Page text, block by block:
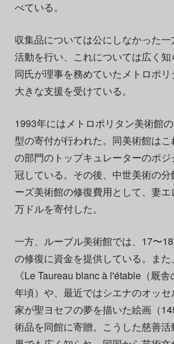
べている。
収集品については公にしなかった
活動を行い、これについては広く
同氏が理事を務めていたメトロポ
大きな支援を受けている。
1993年にはメトロポリタン美術館
型の寄付が行われた。同美術館は
の部門のトップキュレーターのポ
冠している。その後、中世美術の
ーズ美術館の修復費用として、妻
万ドルを寄付した。
一方、ルーブル美術館では、17〜
の修復に資金を提供している。ま
《Le Taureau blanc à l'étable（厩
年頃）や、最近ではシエナのオッ
家が聖ヨセフの夢を描いた絵画（
術品を同館に寄贈。こうした慈善